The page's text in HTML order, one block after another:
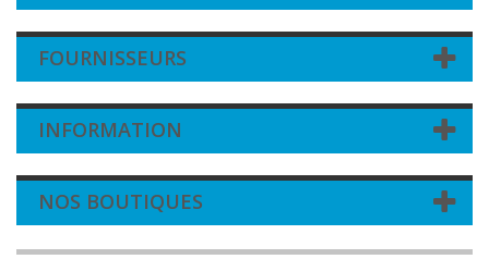
FOURNISSEURS
INFORMATION
NOS BOUTIQUES